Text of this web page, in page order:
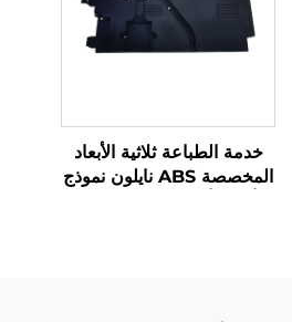
خدمة الطباعة ثلاثية الأبعاد
المخصصة ABS نايلون نموذج